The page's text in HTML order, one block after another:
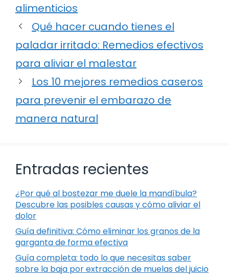
alimenticios
Qué hacer cuando tienes el
paladar irritado: Remedios efectivos
para aliviar el malestar
Los 10 mejores remedios caseros
para prevenir el embarazo de
manera natural
Entradas recientes
¿Por qué al bostezar me duele la mandíbula?
Descubre las posibles causas y cómo aliviar el
dolor
Guía definitiva: Cómo eliminar los granos de la
garganta de forma efectiva
Guía completa: todo lo que necesitas saber
sobre la baja por extracción de muelas del juicio